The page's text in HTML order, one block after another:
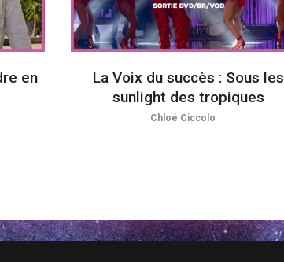
en
La Voix du succès : Sous les
sunlight des tropiques
Chloé Ciccolo